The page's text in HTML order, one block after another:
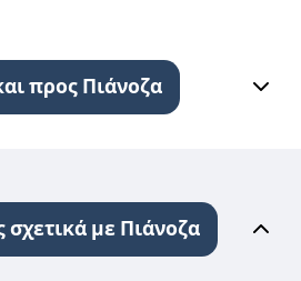
προς Πιάνοζα
σχετικά με Πιάνοζα